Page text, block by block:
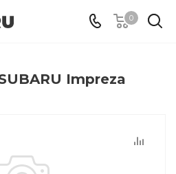
0
Impreza